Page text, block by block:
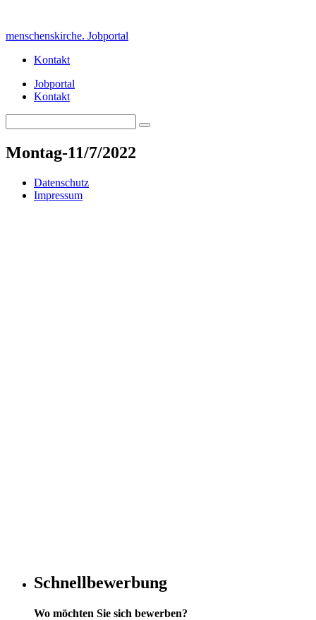
content
menschenskirche. Jobportal
Kontakt
Jobportal
Kontakt
for:
Search
Montag-11/7/2022
Datenschutz
Impressum
Schnellbewerbung
Wo möchten Sie sich bewerben?